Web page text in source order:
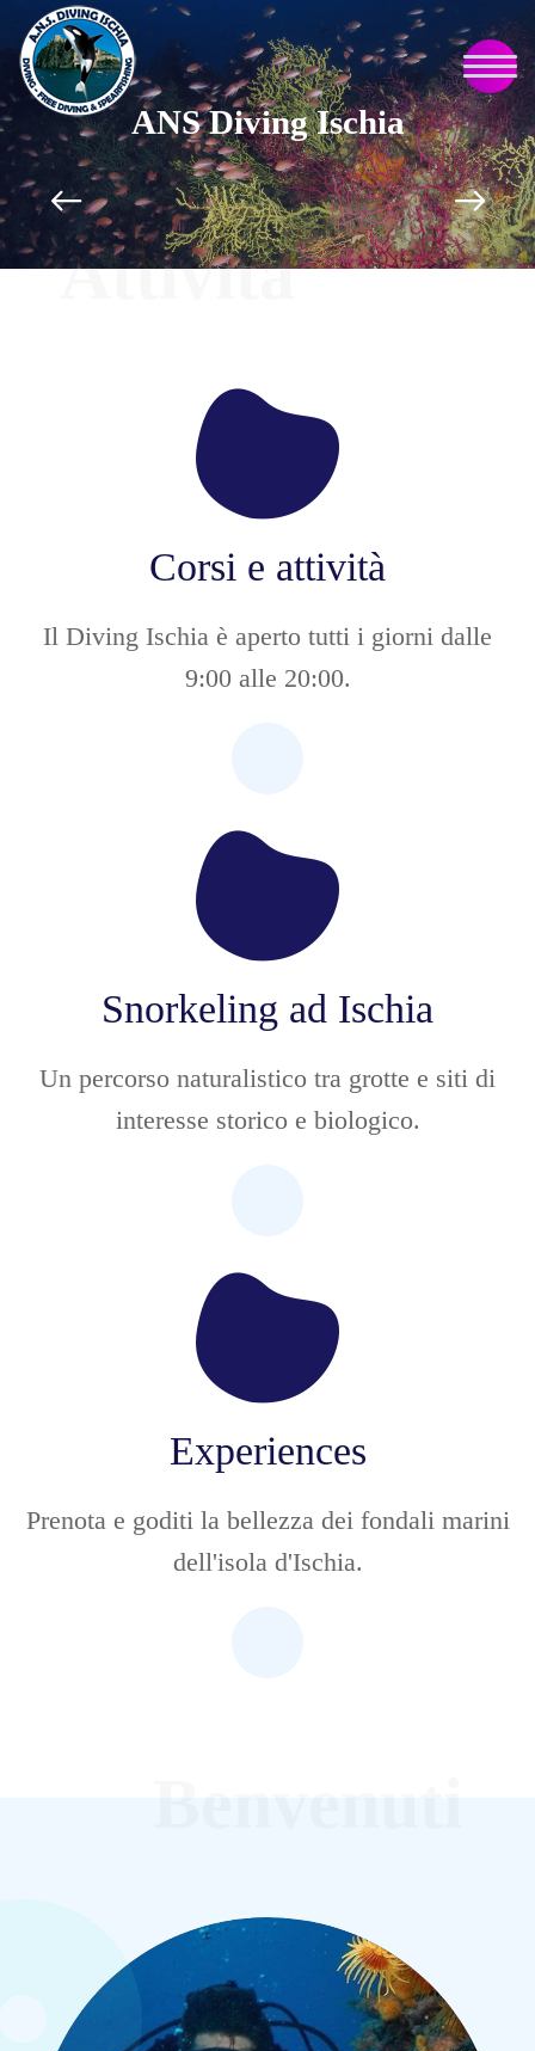
ANS Diving Ischia
Corsi e attività
Il Diving Ischia è aperto tutti i giorni dalle
9:00 alle 20:00.
Snorkeling ad Ischia
Un percorso naturalistico tra grotte e siti di
interesse storico e biologico.
Experiences
Prenota e goditi la bellezza dei fondali marini
dell'isola d'Ischia.
Attività